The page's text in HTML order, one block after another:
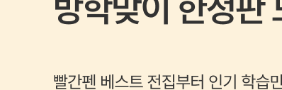
스포츠/레저/자동차 주방가전